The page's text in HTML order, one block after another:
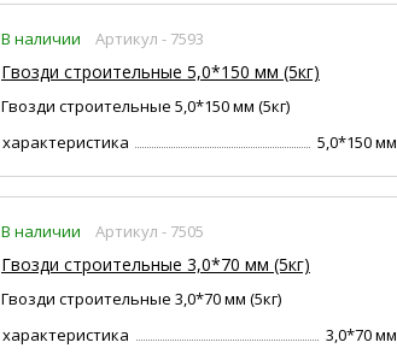
В наличии Артикул - 7593
Гвозди строительные 5,0*150 мм (5кг)
Гвозди строительные 5,0*150 мм (5кг)
характеристика
5,0*150 мм
В наличии Артикул - 7505
Гвозди строительные 3,0*70 мм (5кг)
Гвозди строительные 3,0*70 мм (5кг)
характеристика
3,0*70 мм